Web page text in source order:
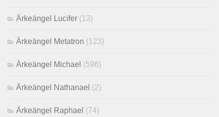
Ärkeängel Lucifer (13)
Ärkeängel Metatron (123)
Ärkeängel Michael (596)
Ärkeängel Nathanael (2)
Ärkeängel Raphael (74)